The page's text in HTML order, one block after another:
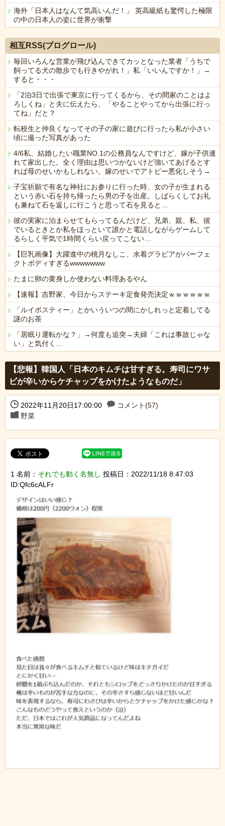
海外「日本人はなんて気高いんだ！」 英高級紙も驚愕した極限
の中の日本人の姿に世界が衝撃
相互RSS(ブログロール)
毎回いろんな営業が飛び込んできてカッとなった業者「うちで
飼ってる犬の散歩でも行きやがれ！」私「いいんですか！」→
すると・・・
「2泊3日で出張で東京に行ってくるから、その間家のことはよ
ろしくね」と夫に伝えたら、「やることやってから出張に行っ
てね」だと？
転校生と仲良くなってその子の家に遊びに行ったら私が小さい
頃に撮った写真があった
4/6私、結婚したい職業NO.1の公務員なんですけど、嫁が子供連
れて家出した。全く理由は思いつかないけど強いてあげるとす
れば母のせいかもしれない。嫁のせいでアトピー悪化しそう→
子宝祈願で有名な神社にお参りに行った時、女の子が生まれる
という赤い石を持ち帰ったら男の子を出産。しばらくしてお礼
も兼ねて石を返しに行こうと思って石を見ると…
彼の実家に泊まらせてもらってるんだけど、兄弟、親、私、彼
でいるときとか私をほっといて誰かと電話しながらゲームして
るらしく平気で1時間くらい戻ってこない…
【巨乳画像】大躍進中の桃月なしこ、水着グラビアがパーフェ
クトボディすぎるwwwwwww
たまに卵の黄身しか使わない料理あるやん
【速報】吉野家、今日からステーキ定食発売決定ｗｗｗｗｗｗ
「ルイボスティー」とかいういつの間にかしれっと定着してる
謎のお茶
「居眠り運転かな？」→何度も追突→夫婦「これは事故じゃな
い」と気付く…
【悲報】韓国人「日本のキムチは甘すぎる。寿司にワサ
ビが辛いからケチャップをかけたようなものだ」
2022年11月20日17:00:00
コメント(57)
野菜
1 名前： それでも動く名無し 投稿日：2022/11/18 8:47:03
ID:Qfc6cALFr